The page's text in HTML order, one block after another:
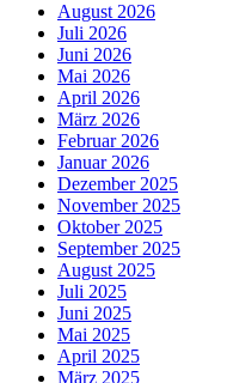
August 2026
Juli 2026
Juni 2026
Mai 2026
April 2026
März 2026
Februar 2026
Januar 2026
Dezember 2025
November 2025
Oktober 2025
September 2025
August 2025
Juli 2025
Juni 2025
Mai 2025
April 2025
März 2025